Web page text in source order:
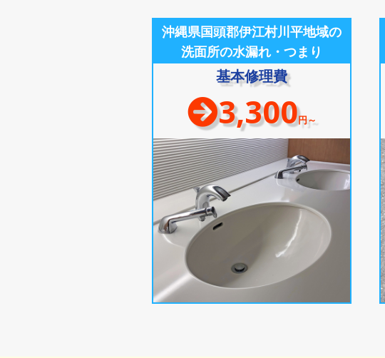
沖縄県国頭郡伊江村川平地域の
洗面所の水漏れ・つまり
基本修理費
3,300円～